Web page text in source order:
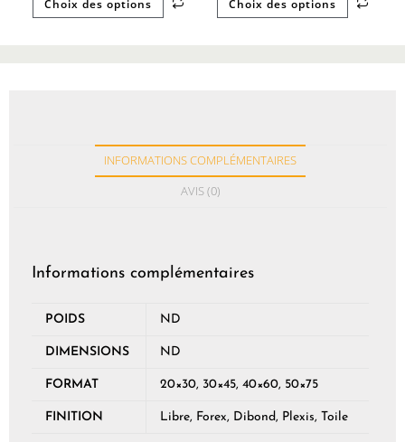
Choix des options Choix des options
INFORMATIONS COMPLÉMENTAIRES
AVIS (0)
Informations complémentaires
POIDS ND
DIMENSIONS ND
FORMAT 20×30, 30×45, 40×60, 50×75
FINITION Libre, Forex, Dibond, Plexis, Toile